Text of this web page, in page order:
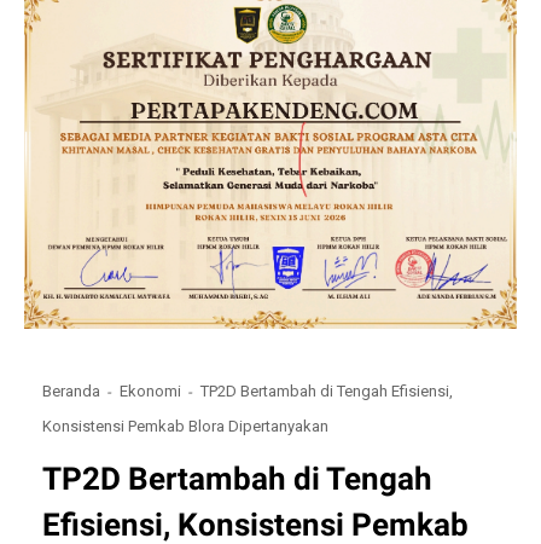
Beranda Ekonomi
TP2D Bertambah di Tengah Efisiensi,
Konsistensi Pemkab Blora Dipertanyakan
TP2D Bertambah di Tengah
Efisiensi, Konsistensi Pemkab